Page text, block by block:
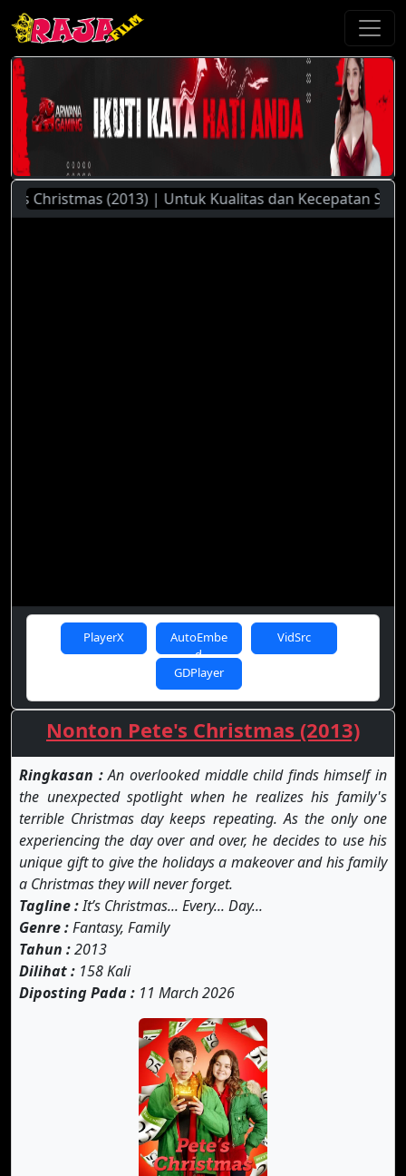
(2013) | Untuk Kualitas dan Kecepatan
PlayerX
AutoEmbe
d
VidSrc
GDPlayer
Nonton Pete's Christmas (2013)
Ringkasan :An overlooked middle child finds himself in
the unexpected spotlight when he realizes his family's
terrible Christmas day keeps repeating. As the only one
experiencing the day over and over, he decides to use his
unique gift to give the holidays a makeover and his family
a Christmas they will never forget.
Tagline :It’s Christmas... Every... Day...
Genre :Fantasy, Family
Tahun :2013
Dilihat : 158 Kali
Diposting Pada : 11 March 2026